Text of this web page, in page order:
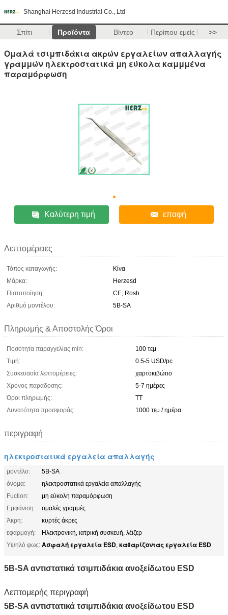
Shanghai Herzesd Industrial Co., Ltd
Σπίτι Προϊόντα Βίντεο Περίπου εμείς >>
Ομαλά τσιμπιδάκια ακρών εργαλείων απαλλαγής
γραμμών ηλεκτροστατικά μη εύκολα καμμμένα
παραμόρφωση
Καλύτερη τιμή επαφή
Λεπτομέρειες
Τόπος καταγωγής:
Κίνα
Μάρκα:
Herzesd
Πιστοποίηση:
CE, Rosh
Αριθμό μοντέλου:
5B-SA
Πληρωμής & Αποστολής Όροι
Ποσότητα παραγγελίας min:
100 τεμ
Τιμή:
0.5-5 USD/pc
Συσκευασία λεπτομέρειες:
χαρτοκιβώτιο
Χρόνος παράδοσης:
5-7 ημέρες
Όροι πληρωμής:
TT
Δυνατότητα προσφοράς:
1000 τεμ / ημέρα
περιγραφή
ηλεκτροστατικά εργαλεία απαλλαγής
μοντέλο:
5B-SA
όνομα:
ηλεκτροστατικά εργαλεία απαλλαγής
Fuction:
μη εύκολη παραμόρφωση
Εμφάνιση:
ομαλές γραμμές
Άκρη:
κυρτές άκρες
εφαρμογή:
Ηλεκτρονική, ιατρική συσκευή, λέιζερ
Υψηλό φως: Ασφαλή εργαλεία ESD, καθαρίζοντας εργαλεία ESD
5B-SA αντιστατικά τσιμπιδάκια ανοξείδωτου ESD
Λεπτομερής περιγραφή
5B-SA αντιστατικά τσιμπιδάκια ανοξείδωτου ESD